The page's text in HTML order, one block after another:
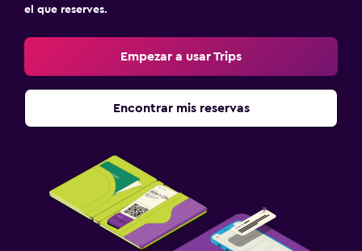
el que reserves.
Empezar a usar Trips
Encontrar mis reservas